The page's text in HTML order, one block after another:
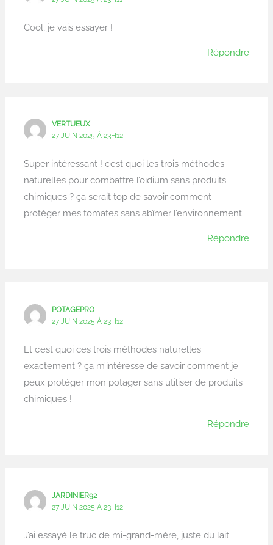
Cool, je vais essayer !
Répondre
VERTUEUX
27 JUIN 2025 À 23H12
Super intéressant ! c’est quoi les trois méthodes
naturelles pour combattre l’oïdium sans produits
chimiques ? ça serait top de savoir comment
protéger mes tomates sans abîmer l’environnement.
Répondre
POTAGEPRO
27 JUIN 2025 À 23H12
Et c’est quoi ces trois méthodes naturelles
exactement ? ça m’intéresse de savoir comment je
peux protéger mon potager sans utiliser de produits
chimiques !
Répondre
JARDINIER92
27 JUIN 2025 À 23H12
J’ai essayé le truc de mi-grand-mère, juste du lait